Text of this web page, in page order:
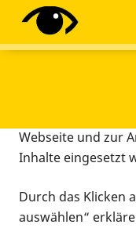
Diese Webseite
Tracking-Tools
Webseite und zur
Inhalte eingesetzt
Durch das Klicken
auswählen“